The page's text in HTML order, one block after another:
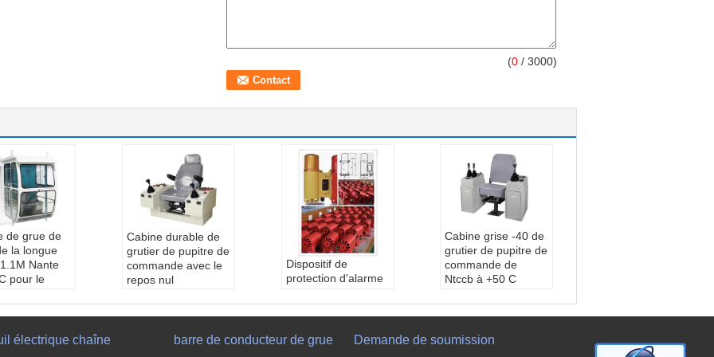
(0 / 3000)
de grue de
la longue
Nante
pour le
NTCHC
1.1m/1.4m
Cabine durable de
grutier de pupitre de
commande avec le
repos nul
couleur:gris
température:-40 à
Dispositif de
protection d'alarme
lumière de Nante
de pont roulant
Alimentation:
Cabine grise -40 de
grutier de pupitre de
commande de
Ntccb à +50 C
modèle:NTCCB
+50 C
électrique chaîne barre de conducteur de grue Demande de soumission